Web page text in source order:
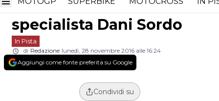
Cairoli sfidano lo
specialista Dani Sordo
In Pista
di Redazione lunedì, 28 novembre 2016 alle 16:24
Aggiungi come fonte preferita su Google
Condividi su